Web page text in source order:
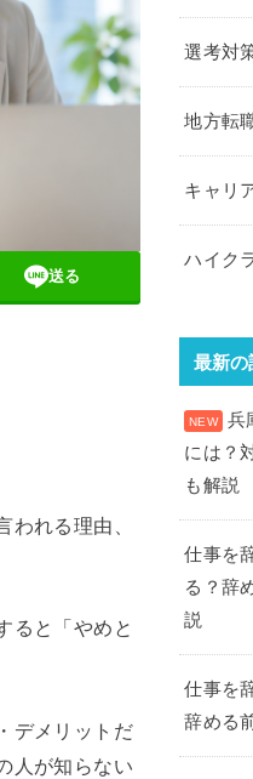
送る
れる理由、
ると「やめと
デメリットだ
人が知らない
選考対
地方転
キャリ
ハイク
最新の
兵
には？
も解説
仕事を
る？辞
説
仕事を
辞める